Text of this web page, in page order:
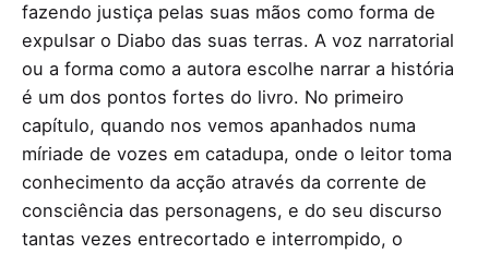
fazendo justiça pelas suas mãos como forma de
expulsar o Diabo das suas terras. A voz narratorial
ou a forma como a autora escolhe narrar a história
é um dos pontos fortes do livro. No primeiro
capítulo, quando nos vemos apanhados numa
míriade de vozes em catadupa, onde o leitor toma
conhecimento da acção através da corrente de
consciência das personagens, e do seu discurso
tantas vezes entrecortado e interrompido, o